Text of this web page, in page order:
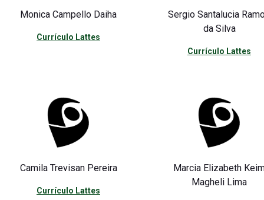
Monica Campello Daiha
Currículo Lattes
Sergio Santalucia
da Silva
Currículo Lattes
Camila Trevisan Pereira
Currículo Lattes
Marcia Elizabeth
Magheli Lima